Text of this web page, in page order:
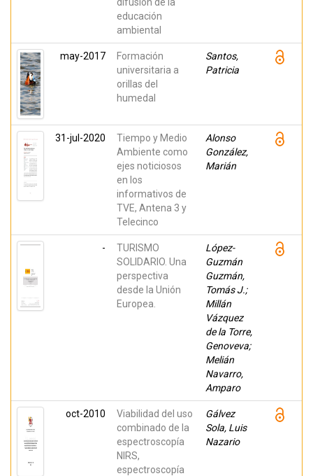
educación
ambiental
may-2017
Formación
universitaria a
orillas del
humedal
Santos,
Patricia
31-jul-2020
Tiempo y Medio
Ambiente como
ejes noticiosos
en los
informativos de
TVE, Antena 3 y
Telecinco
Alonso
González,
Marián
-
TURISMO
SOLIDARIO. Una
perspectiva
desde la Unión
Europea.
López-
Guzmán
Guzmán,
Tomás J.;
Millán
Vázquez
de la Torre,
Genoveva;
Melián
Navarro,
Amparo
oct-2010
Viabilidad del uso
combinado de la
espectroscopía
NIRS,
espectroscopía
Gálvez
Sola, Luis
Nazario